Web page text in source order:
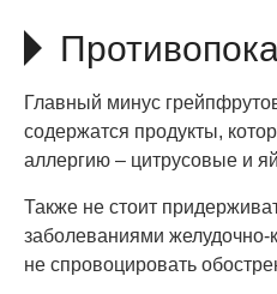
Главный минус
содержатся продукты,
аллергию – цитрусовые и
Также не стоит
заболеваниями желудочно-
не спровоцировать